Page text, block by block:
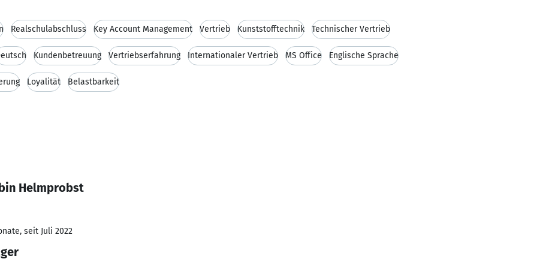
Realschulabschluss Key Account Management Vertrieb Kunststofftechnik Technischer Vertrieb
Kundenbetreuung Vertriebserfahrung Internationaler Vertrieb MS Office Englische Sprache
Loyalität Belastbarkeit
Helmprobst
seit Juli 2022